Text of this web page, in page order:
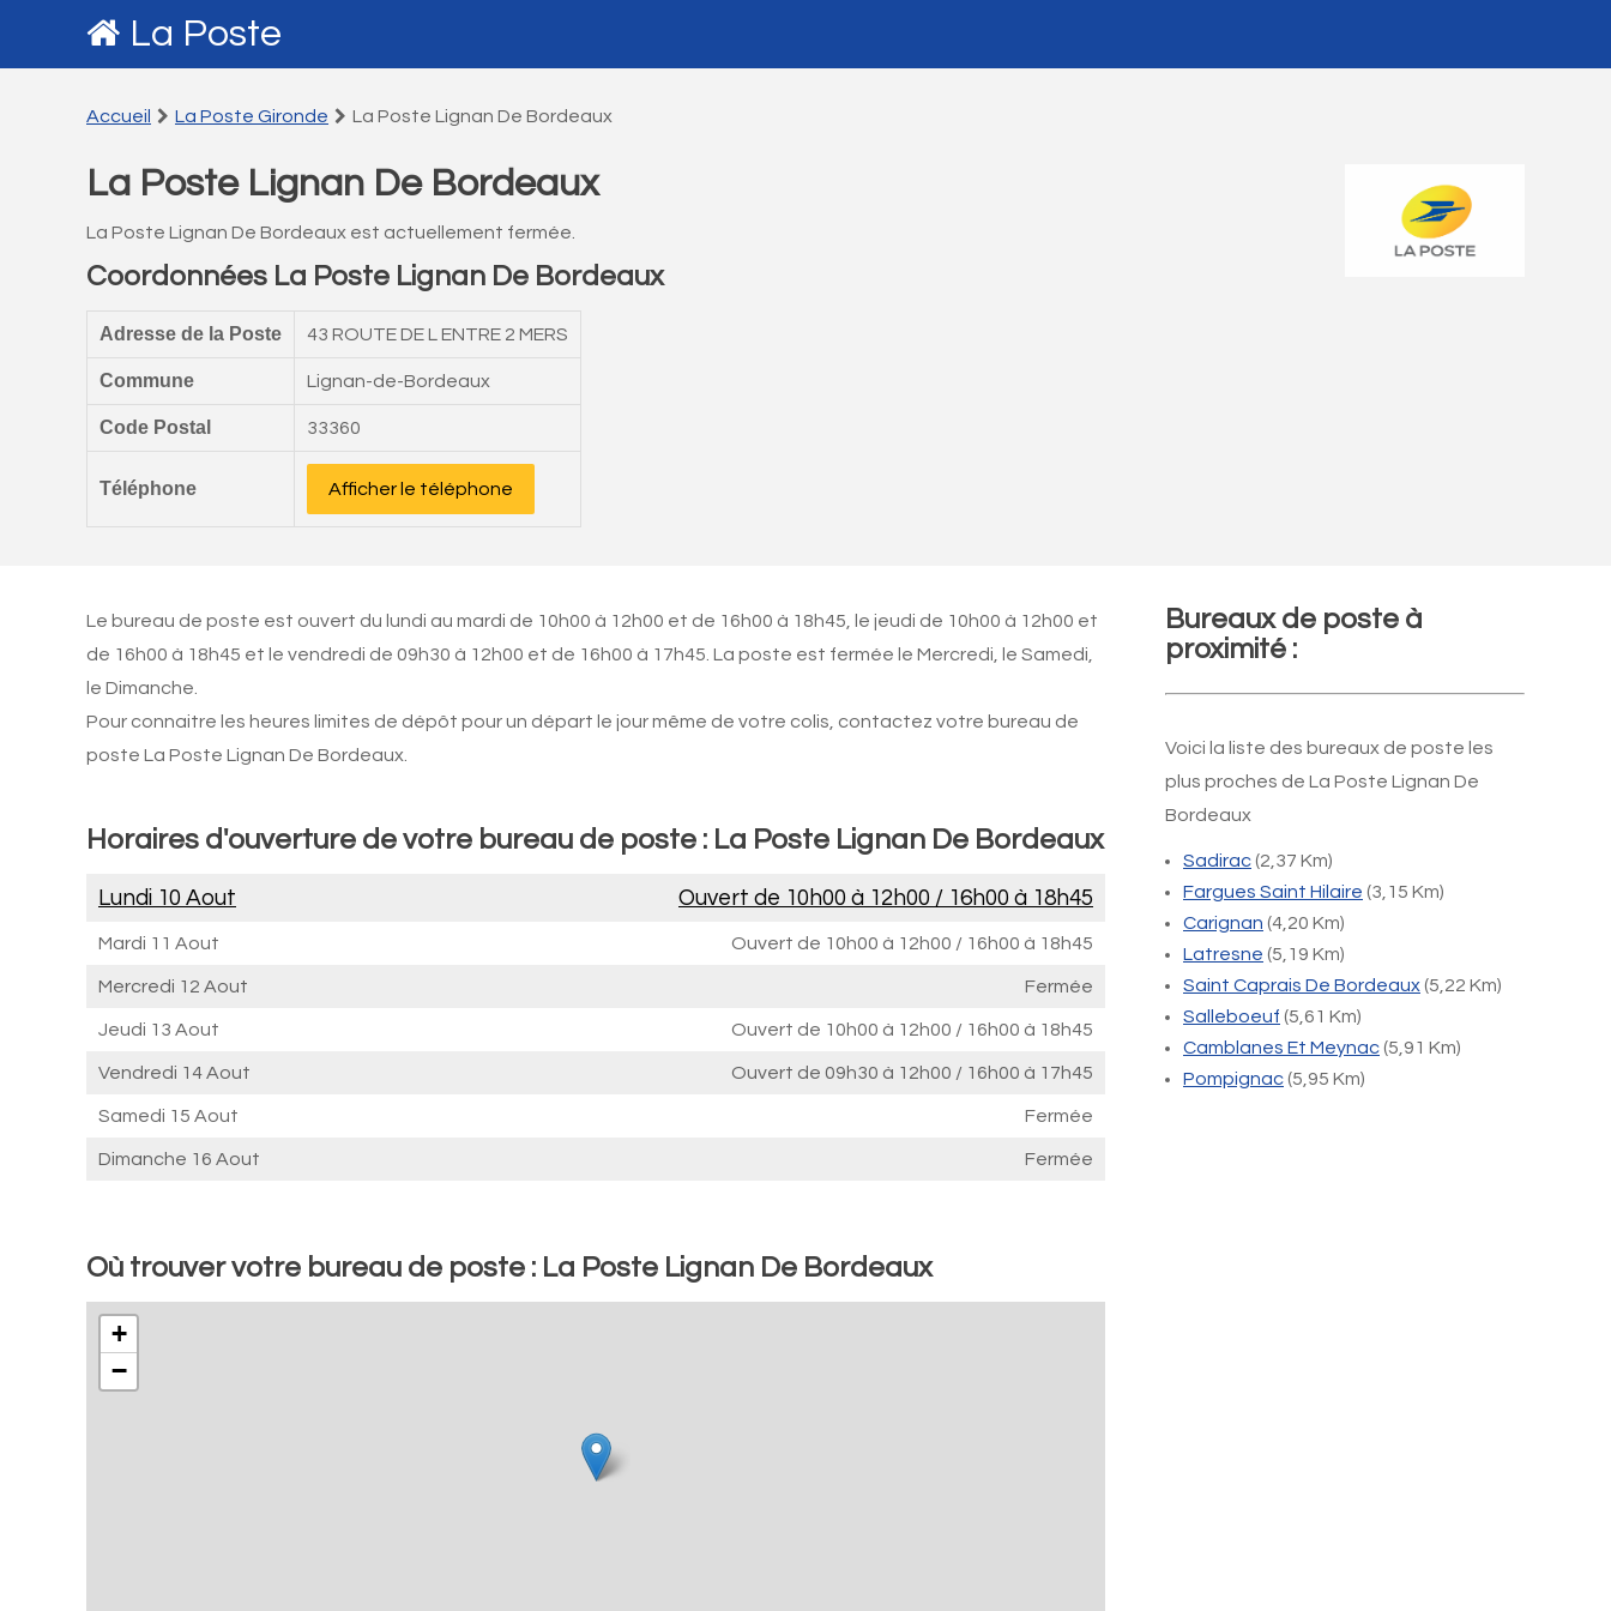
La Poste
Accueil La Poste Gironde La Poste Lignan De Bordeaux
La Poste Lignan De Bordeaux
La Poste Lignan De Bordeaux est actuellement fermée.
Coordonnées La Poste Lignan De Bordeaux
Adresse de la Poste 43 ROUTE DE L ENTRE 2 MERS
Commune Lignan-de-Bordeaux
Code Postal 33360
Téléphone Afficher le téléphone
Le bureau de poste est ouvert du lundi au mardi de 10h00 à 12h00 et de 16h00 à 18h45, le jeudi de 10h00 à 12h00 et
de 16h00 à 18h45 et le vendredi de 09h30 à 12h00 et de 16h00 à 17h45. La poste est fermée le Mercredi, le Samedi,
le Dimanche.
Pour connaitre les heures limites de dépôt pour un départ le jour même de votre colis, contactez votre bureau de
poste La Poste Lignan De Bordeaux.
Horaires d'ouverture de votre bureau de poste : La Poste Lignan De Bordeaux
Lundi 10 Aout Ouvert de 10h00 à 12h00 / 16h00 à 18h45
Mardi 11 Aout Ouvert de 10h00 à 12h00 / 16h00 à 18h45
Mercredi 12 Aout Fermée
Jeudi 13 Aout Ouvert de 10h00 à 12h00 / 16h00 à 18h45
Vendredi 14 Aout Ouvert de 09h30 à 12h00 / 16h00 à 17h45
Samedi 15 Aout Fermée
Dimanche 16 Aout Fermée
Où trouver votre bureau de poste : La Poste Lignan De Bordeaux
+
−
Bureaux de poste à
proximité :
Voici la liste des bureaux de poste les
plus proches de La Poste Lignan De
Bordeaux
Sadirac(2,37 Km)
Fargues Saint Hilaire (3,15 Km)
Carignan (4,20 Km)
Latresne (5,19 Km)
Saint Caprais De Bordeaux(5,22 Km)
Salleboeuf (5,61 Km)
Camblanes Et Meynac(5,91 Km)
Pompignac(5,95 Km)